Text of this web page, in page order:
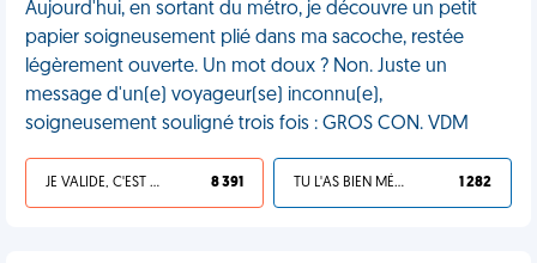
Aujourd'hui, en sortant du métro, je découvre un petit
papier soigneusement plié dans ma sacoche, restée
légèrement ouverte. Un mot doux ? Non. Juste un
message d'un(e) voyageur(se) inconnu(e),
soigneusement souligné trois fois : GROS CON. VDM
JE VALIDE, C'EST UNE VDM 8 391 TU L'AS BIEN MÉRITÉ 1 282